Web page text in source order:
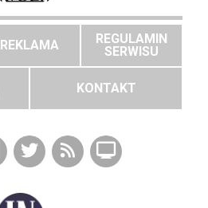
REKLAMA
REGULAMIN
SERWISU
KONTAKT